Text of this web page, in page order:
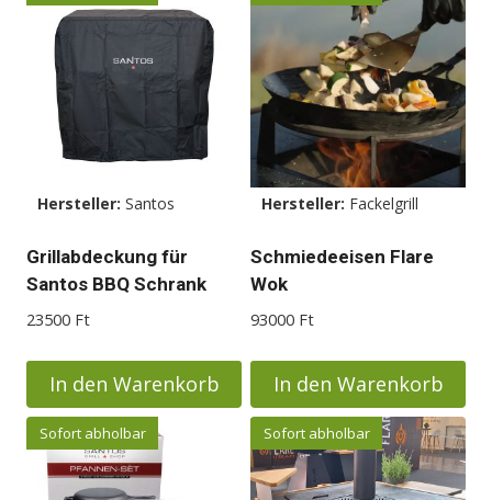
Hersteller: Santos
Grillabdeckung für
Santos BBQ Schrank
23500 Ft
In den Warenkorb
Hersteller: Fackelgrill
Schmiedeeisen Flare
Wok
93000 Ft
In den Warenkorb
Sofort abholbar Sofort abholbar